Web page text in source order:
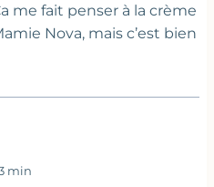
me fait penser à la crème
Nova, mais c’est bien
min